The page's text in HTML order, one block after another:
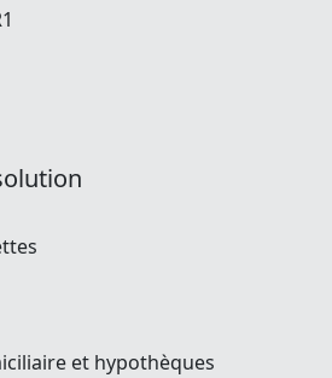
et hypothèques